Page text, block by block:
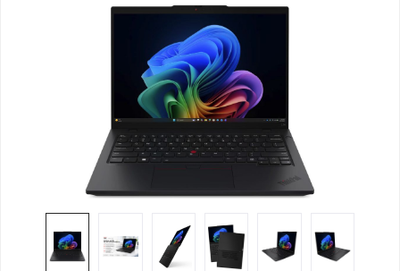
Bildergalerie überspringen